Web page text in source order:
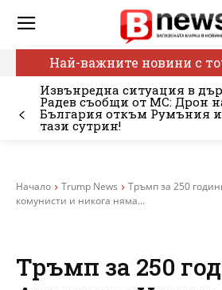
Най-важните новини с
Извънредна ситуация в
Радев съобщи от МС: Дрон
България откъм Румъния и
тази сутрин!
Начало Trump News
Тръмп за 250
комунисти и никога няма...
Тръмп за 250